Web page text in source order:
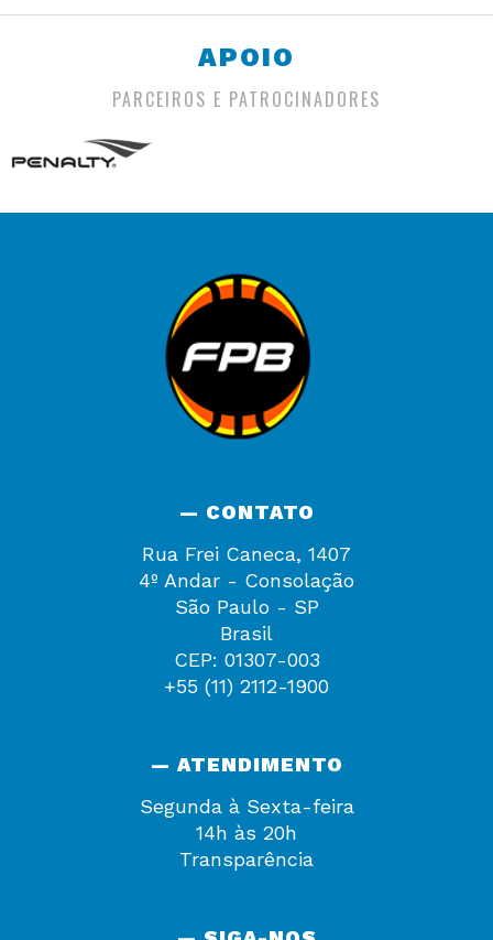
APOIO
PARCEIROS E PATROCINADORES
— CONTATO
Rua Frei Caneca, 1407
4º Andar - Consolação
São Paulo - SP
Brasil
CEP: 01307-003
+55 (11) 2112-1900
— ATENDIMENTO
Segunda à Sexta-feira
14h às 20h
Transparência